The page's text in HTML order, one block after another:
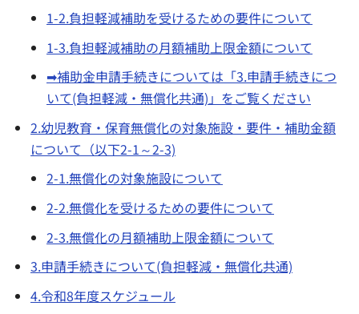
1-2.負担軽減補助を受けるための要件について
1-3.負担軽減補助の月額補助上限金額について
➡補助金申請手続きについては「3.申請手続きにつ
いて(負担軽減・無償化共通)」をご覧ください
2.幼児教育・保育無償化の対象施設・要件・補助金額
について（以下2-1～2-3)
2-1.無償化の対象施設について
2-2.無償化を受けるための要件について
2-3.無償化の月額補助上限金額について
3.申請手続きについて(負担軽減・無償化共通)
4.令和8年度スケジュール